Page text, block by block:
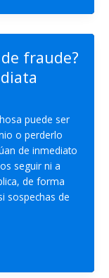
fraude?
puede ser
o perderlo
de inmediato
seguir ni a
de forma
sospechas de